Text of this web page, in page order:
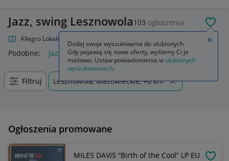
Jazz, swing Lesznowola103 ogłoszenia
Allegro Lokalnie
Podobne: jazz swing
Filtruj Lesznowola, Mazowieckie, +0 km
Ogłoszenia promowane
MILES DAVIS “Birth of the Cool” LP EU
Dodaj swoje wyszukiwania do ulubionych.
Gdy pojawią się nowe oferty, wyślemy Ci je
mailowo. Ustaw powiadomienia w ulubionych
wyszukiwaniach.